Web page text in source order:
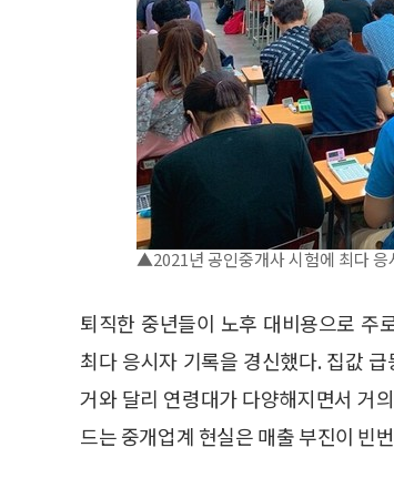
▲2021년 공인중개사 시험에 최다 응
퇴직한 중년들이 노후 대비용으로 주
최다 응시자 기록을 경신했다. 집값
거와 달리 연령대가 다양해지면서 거
드는 중개업계 현실은 매출 부진이 빈